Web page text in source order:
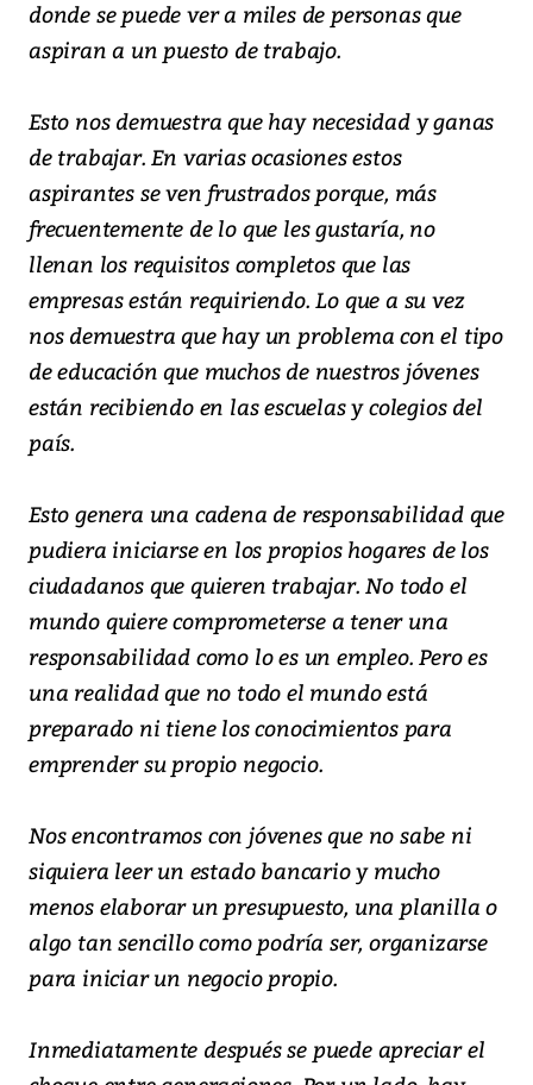
donde se puede ver a miles de personas que
aspiran a un puesto de trabajo.
Esto nos demuestra que hay necesidad y ganas
de trabajar. En varias ocasiones estos
aspirantes se ven frustrados porque, más
frecuentemente de lo que les gustaría, no
llenan los requisitos completos que las
empresas están requiriendo. Lo que a su vez
nos demuestra que hay un problema con el tipo
de educación que muchos de nuestros jóvenes
están recibiendo en las escuelas y colegios del
país.
Esto genera una cadena de responsabilidad que
pudiera iniciarse en los propios hogares de los
ciudadanos que quieren trabajar. No todo el
mundo quiere comprometerse a tener una
responsabilidad como lo es un empleo. Pero es
una realidad que no todo el mundo está
preparado ni tiene los conocimientos para
emprender su propio negocio.
Nos encontramos con jóvenes que no sabe ni
siquiera leer un estado bancario y mucho
menos elaborar un presupuesto, una planilla o
algo tan sencillo como podría ser, organizarse
para iniciar un negocio propio.
Inmediatamente después se puede apreciar el